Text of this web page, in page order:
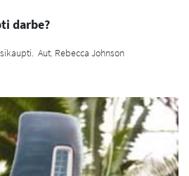
darbe?
Aut. Rebecca Johnson